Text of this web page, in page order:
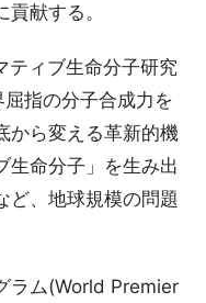
献する。
ティブ生命分子研究
指の分子合成力を
から変える革新的機
生命分子」を生み出
ど、地球規模の問題
ラム(World Premier